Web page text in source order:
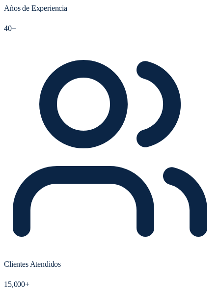
Años de Experiencia
40+
Clientes Atendidos
15,000+